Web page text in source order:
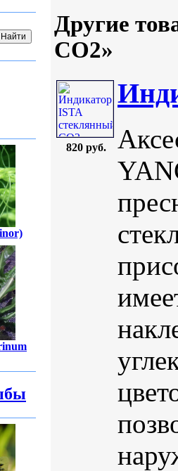
Другие
CO2»
820 руб.